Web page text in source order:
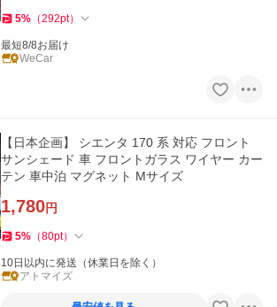
5% （292pt）
最短8/8お届け
WeCar
【日本企画】 シエンタ 170 系 対応 フロント
サンシェード 車 フロントガラス ワイヤー カー
テン 車中泊 マグネット Mサイズ
1,780円
5% （80pt）
10日以内に発送（休業日を除く）
アトマイズ